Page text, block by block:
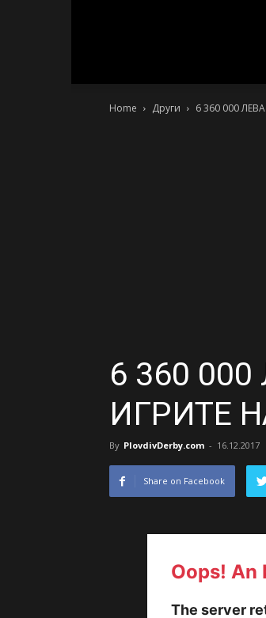
Home Други 6 360 000
6 360
ИГРИТЕ
By PlovdivDerby.com - 16.12.2017
Share on Facebook